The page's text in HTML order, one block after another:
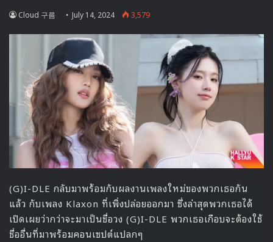
Cloud 구름 July 14, 2024 3,579
(G)I-DLE กลับมาพร้อมกับผลงานเพลงใหม่ของพวกเธอกัน
แล้ว กับเพลง Klaxon ที่เพิ่งปล่อยออกมา ซึ่งล่าสุดพวกเธอได้
เปิดเผยว่ากว่าจะมาเป็นชื่อวง (G)I-DLE พวกเธอเกือบจะต้องใช้
ชื่ออื่นที่มาพร้อมคอนเซปต์แปลกๆ